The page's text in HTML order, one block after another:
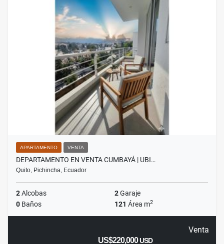
APARTAMENTO VENTA
DEPARTAMENTO EN VENTA CUMBAYÁ | UBI…
Quito, Pichincha, Ecuador
2Alcobas 2Garaje
0 Baños 121 Área m2
Venta
US$220,000USD